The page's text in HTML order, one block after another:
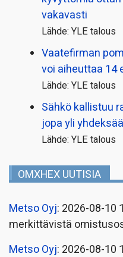
vakavasti
Lähde: YLE talous
Vaatefirman
voi aiheuttaa 14
Lähde: YLE talous
Sähkö kallistuu
jopa yli
Lähde: YLE talous
OMXHEX UUTISIA
Metso Oyj: 2026-08-10
merkittävistä
Metso Oyj: 2026-08-10